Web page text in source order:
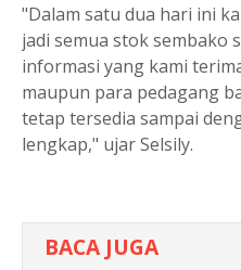
"Dalam satu dua hari ini
jadi semua stok sembako
informasi yang kami
maupun para pedagang
tetap tersedia sampai
lengkap," ujar Selsily.
BACA JUGA